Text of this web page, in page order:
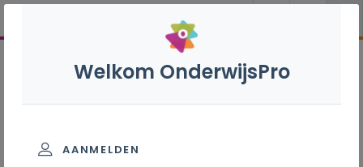
Welkom OnderwijsPro
AANMELDEN